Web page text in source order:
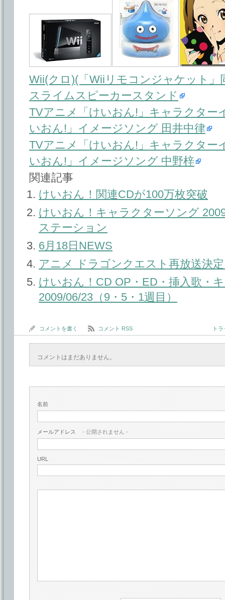
Wii(クロ)(「Wiiリモコンジャケット」
スライムスピーカースタンド
TVアニメ「けいおん!」キャラクター
いおん!」イメージソング 田井中律
TVアニメ「けいおん!」キャラクター
いおん!」イメージソング 中野梓
関連記事
けいおん！関連CDが100万枚突破
けいおん！キャラクターソング
ステーション
6月18日NEWS
アニメ ドラゴンクエスト再放送決
けいおん！CD OP・ED・挿入歌・
2009/06/23（9・5・1週目）
コメントを書く コメント RSS ト
コメントはまだありません。
名前
メールアドレス - 公開されません -
URL